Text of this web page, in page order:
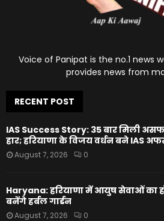
Voice of Panipat is the no.1 news
provides news from
RECENT POST
IAS Success Story: 35 बार मिली
हार; हरियाणा के विजय वर्धन बने IAS
August 7, 2026 0
Haryana: हरियाणा में आयुष सेवाओं का
बनेंगे हर्बल गार्डन
August 7, 2026 0